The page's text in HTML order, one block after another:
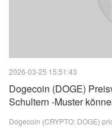
2026-03-25 15:51:43
Dogecoin (DOGE)
Schultern -Muster
Dogecoin (CRYPTO: DOGE)